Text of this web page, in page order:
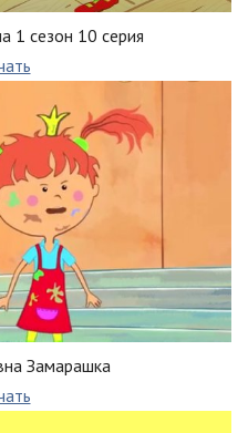
1 сезон 10 серия
Замарашка